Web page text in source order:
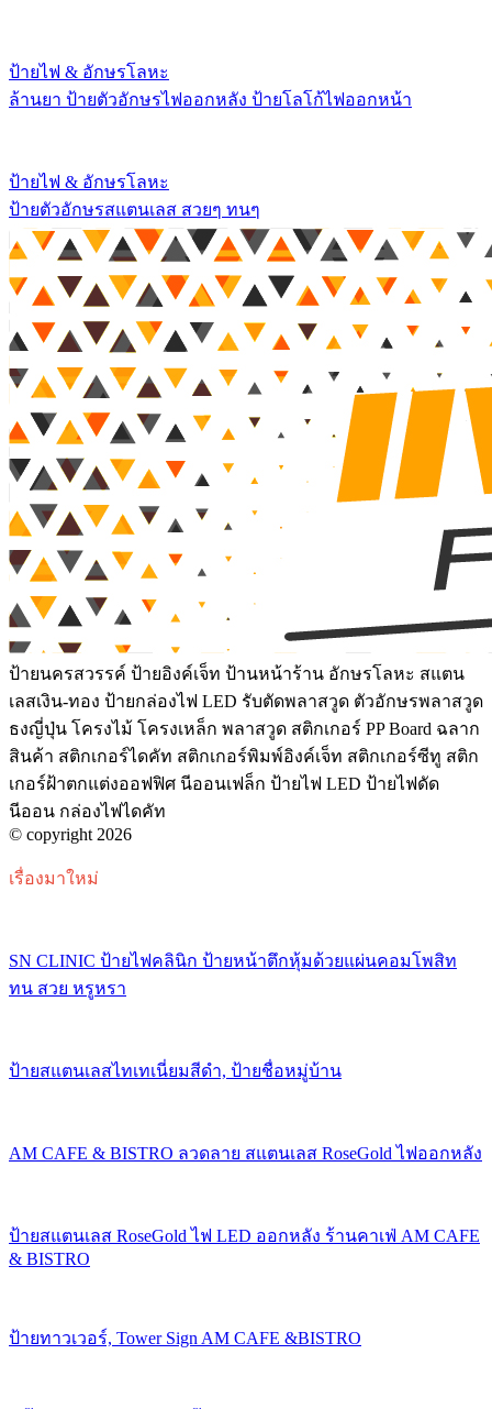
ป้ายไฟ & อักษรโลหะ
ล้านยา ป้ายตัวอักษรไฟออกหลัง ป้ายโลโก้ไฟออกหน้า
ป้ายไฟ & อักษรโลหะ
ป้ายตัวอักษรสแตนเลส สวยๆ ทนๆ
ป้ายนครสวรรค์ ป้ายอิงค์เจ็ท ป้านหน้าร้าน อักษรโลหะ สแตน
เลสเงิน-ทอง ป้ายกล่องไฟ LED รับตัดพลาสวูด ตัวอักษรพลาสวูด
ธงญี่ปุ่น โครงไม้ โครงเหล็ก พลาสวูด สติกเกอร์ PP Board ฉลาก
สินค้า สติกเกอร์ไดคัท สติกเกอร์พิมพ์อิงค์เจ็ท สติกเกอร์ซีทู สติก
เกอร์ฝ้าตกแต่งออฟฟิศ นีออนเฟล็ก ป้ายไฟ LED ป้ายไฟดัด
นีออน กล่องไฟไดคัท
© copyright 2026
เรื่องมาใหม่
SN CLINIC ป้ายไฟคลินิก ป้ายหน้าตึกหุ้มด้วยแผ่นคอมโพสิท
ทน สวย หรูหรา
ป้ายสแตนเลสไทเทเนี่ยมสีดำ, ป้ายชื่อหมู่บ้าน
AM CAFE & BISTRO ลวดลาย สแตนเลส RoseGold ไฟออกหลัง
ป้ายสแตนเลส RoseGold ไฟ LED ออกหลัง ร้านคาเฟ่ AM CAFE
& BISTRO
ป้ายทาวเวอร์, Tower Sign AM CAFE &BISTRO